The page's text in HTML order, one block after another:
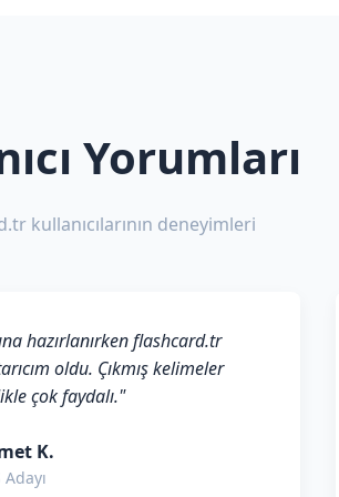
Yorumları
kullanıcılarının deneyimleri
hazırlanırken flashcard.tr
oldu. Çıkmış kelimeler
çok faydalı."
K.
Adayı